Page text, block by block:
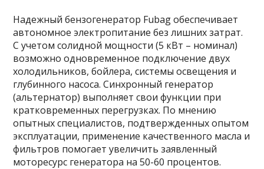
Надежный бензогенератор Fubag обеспечивает
автономное электропитание без лишних затрат.
С учетом солидной мощности (5 кВт – номинал)
возможно одновременное подключение двух
холодильников, бойлера, системы освещения и
глубинного насоса. Синхронный генератор
(альтернатор) выполняет свои функции при
кратковременных перегрузках. По мнению
опытных специалистов, подтвержденных опытом
эксплуатации, применение качественного масла и
фильтров помогает увеличить заявленный
моторесурс генератора на 50-60 процентов.